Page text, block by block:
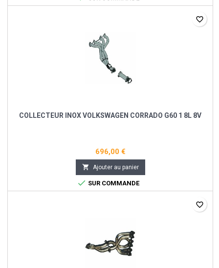
COLLECTEUR INOX VOLKSWAGEN CORRADO G60 1 8L 8V
696,00 €
 Ajouter au panier
 SUR COMMANDE
favorite_border
favorite_border